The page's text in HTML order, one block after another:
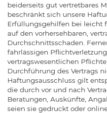
beiderseits gut vertretbares
beschränkt sich unsere
Erfüllungsgehilfen bei leicht
auf den vorhersehbaren,
Durchschnittsschaden.
fahrlässigen
vertragswesentlichen
Durchführung des Vertrags
Haftungsausschluss gilt
die durch vor und nach
Beratungen, Auskünfte,
seien sie gedruckt oder